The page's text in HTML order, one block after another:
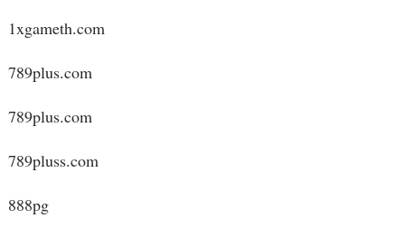
1xgameth.com
789plus.com
789plus.com
789pluss.com
888pg